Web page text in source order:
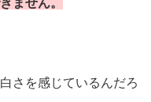
さを感じているんだろ